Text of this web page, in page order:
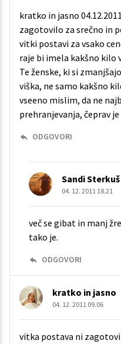
kratko in jasno
zagotovilo za srečno in
vitki postavi za vsako
raje bi imela kakšno kilo
Te ženske, ki si
viška, ne samo kakšno
vseeno mislim, da ne
prehranjevanja, čeprav
ODGOVORI
Sandi Sterkuš
04. 12. 2011 18.21
več se gibat in manj
tako je.
ODGOVORI
kratko in jasno
04. 12. 2011 09.06
vitka postava ni